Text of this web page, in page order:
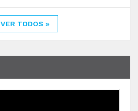
VER TODOS »